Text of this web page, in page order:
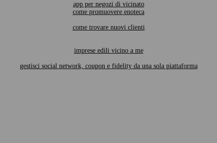
app per negozi di vicinato
come promuovere enoteca
come trovare nuovi clienti
imprese edili vicino a me
gestisci social network, coupon e fidelity da una sola piattaforma